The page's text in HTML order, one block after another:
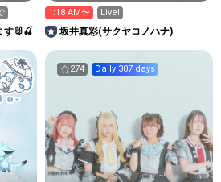
す🐰🍒
1:18 AM〜 Live!
坂井真彩(サクヤコノハナ)
274 Daily 307 days